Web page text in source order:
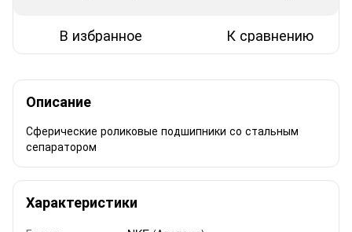
В избранное К сравнению
Описание
Сферические роликовые подшипники со стальным
сепаратором
Характеристики